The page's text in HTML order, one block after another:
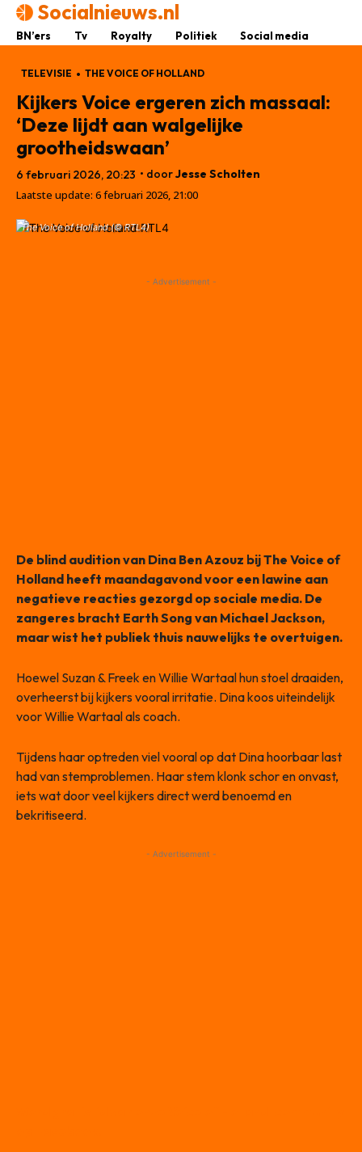
Socialnieuws.nl
BN’ers Tv Royalty Politiek Social media
TELEVISIE THE VOICE OF HOLLAND
Kijkers Voice ergeren zich massaal:
‘Deze lijdt aan walgelijke
grootheidswaan’
6 februari 2026, 20:23 • doorJesse Scholten
Laatste update: 6 februari 2026, 21:00
The Voice of Holland (© RTL4)
- Advertisement -
De blind audition van Dina Ben Azouz bij The Voice of
Holland heeft maandagavond voor een lawine aan
negatieve reacties gezorgd op sociale media. De
zangeres bracht Earth Song van Michael Jackson,
maar wist het publiek thuis nauwelijks te overtuigen.
Hoewel Suzan & Freek en Willie Wartaal hun stoel draaiden,
overheerst bij kijkers vooral irritatie. Dina koos uiteindelijk
voor Willie Wartaal als coach.
Tijdens haar optreden viel vooral op dat Dina hoorbaar last
had van stemproblemen. Haar stem klonk schor en onvast,
iets wat door veel kijkers direct werd benoemd en
bekritiseerd.
- Advertisement -